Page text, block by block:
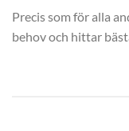
Precis som för alla
behov och hittar